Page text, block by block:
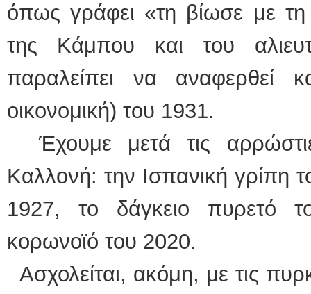
όπως γράφει «τη βίωσε με
της Κάμπου και του
παραλείπει να αναφερθεί
οικονομική) του 1931.
Έχουμε μετά τις
Καλλονή: την Ισπανική γρίπη
1927, το δάγκειο πυρετό
κορωνοϊό του 2020.
Ασχολείται, ακόμη, με τις